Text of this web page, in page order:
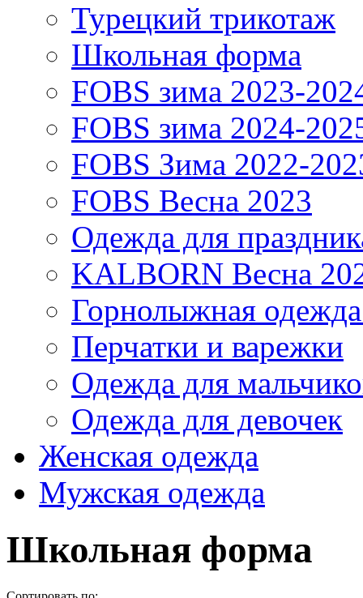
Турецкий трикотаж
Школьная форма
FOBS зима 2023-
FOBS зима 2024-
FOBS Зима 2022-
FOBS Весна 2023
Одежда для
KALBORN Весна
Горнолыжная
Перчатки и варежки
Одежда для
Одежда для девочек
Женская одежда
Мужская одежда
Школьная форма